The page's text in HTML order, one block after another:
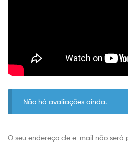
Não há avaliações ainda.
O seu endereço de e-mail não será